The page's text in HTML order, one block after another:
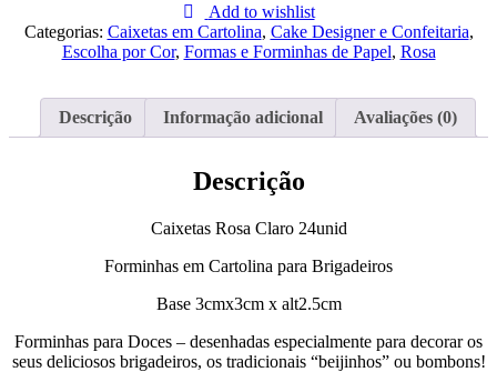
Claro
24unid
Add to wishlist
Categorias: Caixetas em Cartolina, Cake Designer e Confeitaria,
Escolha por Cor, Formas e Forminhas de Papel, Rosa
Descrição Informação adicional Avaliações (0)
Descrição
Caixetas Rosa Claro 24unid
Forminhas em Cartolina para Brigadeiros
Base 3cmx3cm x alt2.5cm
Forminhas para Doces – desenhadas especialmente para decorar os
seus deliciosos brigadeiros, os tradicionais “beijinhos” ou bombons!